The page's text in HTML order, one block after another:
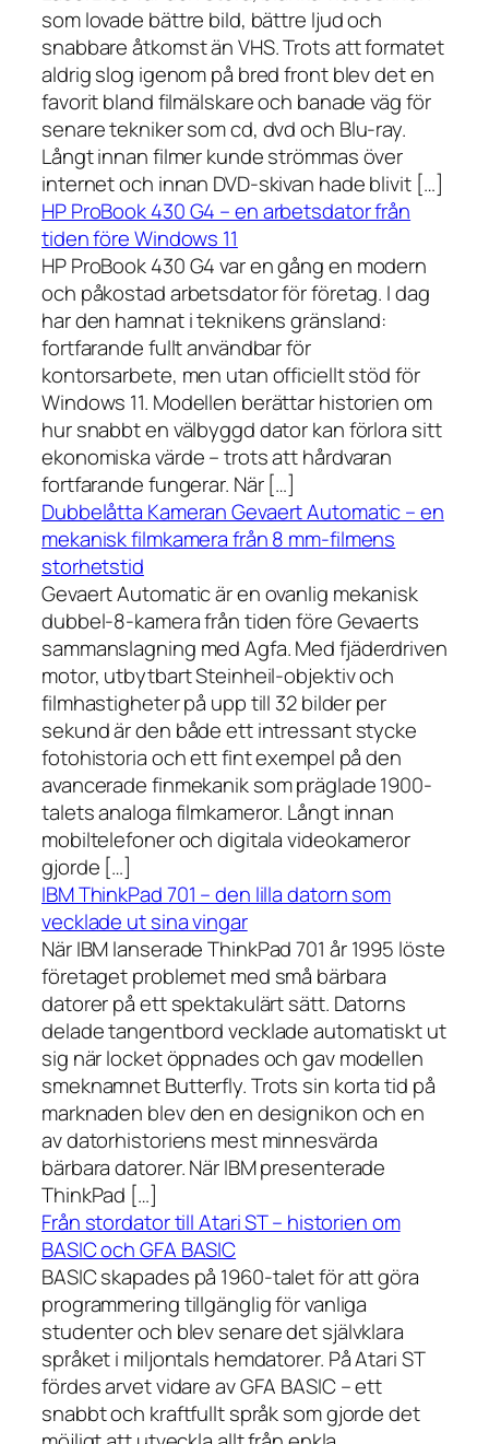
som lovade bättre bild, bättre ljud och
snabbare åtkomst än VHS. Trots att formatet
aldrig slog igenom på bred front blev det en
favorit bland filmälskare och banade väg för
senare tekniker som cd, dvd och Blu-ray.
Långt innan filmer kunde strömmas över
internet och innan DVD-skivan hade blivit […]
HP ProBook 430 G4 – en arbetsdator från
tiden före Windows 11
HP ProBook 430 G4 var en gång en modern
och påkostad arbetsdator för företag. I dag
har den hamnat i teknikens gränsland:
fortfarande fullt användbar för
kontorsarbete, men utan officiellt stöd för
Windows 11. Modellen berättar historien om
hur snabbt en välbyggd dator kan förlora sitt
ekonomiska värde – trots att hårdvaran
fortfarande fungerar. När […]
Dubbelåtta Kameran Gevaert Automatic – en
mekanisk filmkamera från 8 mm-filmens
storhetstid
Gevaert Automatic är en ovanlig mekanisk
dubbel-8-kamera från tiden före Gevaerts
sammanslagning med Agfa. Med fjäderdriven
motor, utbytbart Steinheil-objektiv och
filmhastigheter på upp till 32 bilder per
sekund är den både ett intressant stycke
fotohistoria och ett fint exempel på den
avancerade finmekanik som präglade 1900-
talets analoga filmkameror. Långt innan
mobiltelefoner och digitala videokameror
gjorde […]
IBM ThinkPad 701 – den lilla datorn som
vecklade ut sina vingar
När IBM lanserade ThinkPad 701 år 1995 löste
företaget problemet med små bärbara
datorer på ett spektakulärt sätt. Datorns
delade tangentbord vecklade automatiskt ut
sig när locket öppnades och gav modellen
smeknamnet Butterfly. Trots sin korta tid på
marknaden blev den en designikon och en
av datorhistoriens mest minnesvärda
bärbara datorer. När IBM presenterade
ThinkPad […]
Från stordator till Atari ST – historien om
BASIC och GFA BASIC
BASIC skapades på 1960-talet för att göra
programmering tillgänglig för vanliga
studenter och blev senare det självklara
språket i miljontals hemdatorer. På Atari ST
fördes arvet vidare av GFA BASIC – ett
snabbt och kraftfullt språk som gjorde det